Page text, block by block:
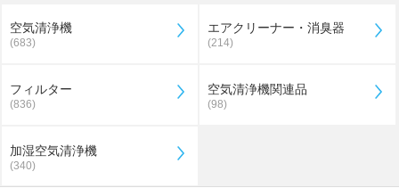
空気清浄機
(683)
エアクリーナー・消臭器
(214)
フィルター
(836)
空気清浄機関連品
(98)
加湿空気清浄機
(340)